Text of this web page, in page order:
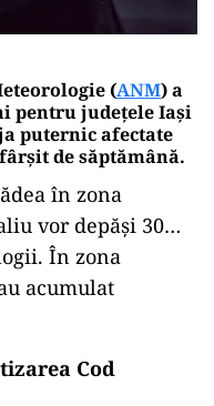
(ANM) a
pentru județele Iași
puternic afectate
de săptămână.
în zona
vor depăși 30…
În zona
acumulat
Cod